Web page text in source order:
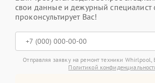
свои данные и дежурный специалист
проконсультирует Вас!
Отправляя заявку на ремонт техники Whirlpool,
Политикой